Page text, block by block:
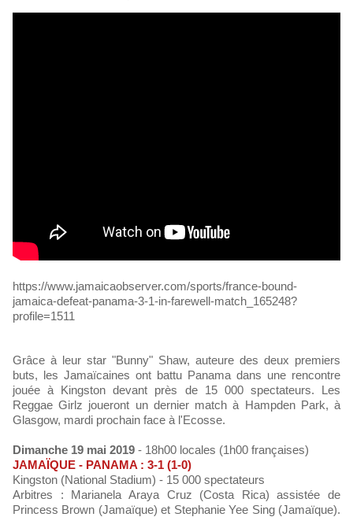
https://www.jamaicaobserver.com/sports/france-bound-
jamaica-defeat-panama-3-1-in-farewell-match_165248?
profile=1511
Grâce à leur star "Bunny" Shaw, auteure des deux premiers
buts, les Jamaïcaines ont battu Panama dans une rencontre
jouée à Kingston devant près de 15 000 spectateurs. Les
Reggae Girlz joueront un dernier match à Hampden Park, à
Glasgow, mardi prochain face à l'Ecosse.
Dimanche 19 mai 2019 - 18h00 locales (1h00 françaises)
JAMAÏQUE - PANAMA : 3-1 (1-0)
Kingston (National Stadium) - 15 000 spectateurs
Arbitres : Marianela Araya Cruz (Costa Rica) assistée de
Princess Brown (Jamaïque) et Stephanie Yee Sing (Jamaïque).